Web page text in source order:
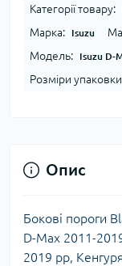
Категорії товару:
Марка: Isuzu
Модель: Isuzu D-
Розміри
Опис
Бокові пороги
D-Max 2011-
2019 рр,